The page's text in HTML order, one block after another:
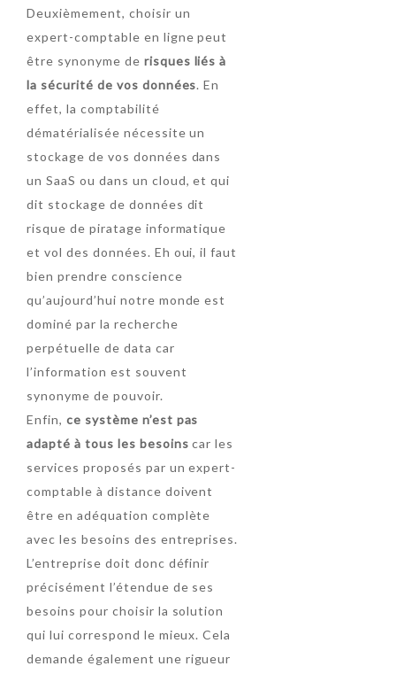
Deuxièmement, choisir un
expert-comptable en ligne peut
être synonyme de risques liés à
la sécurité de vos données. En
effet, la comptabilité
dématérialisée nécessite un
stockage de vos données dans
un SaaS ou dans un cloud, et qui
dit stockage de données dit
risque de piratage informatique
et vol des données. Eh oui, il faut
bien prendre conscience
qu’aujourd’hui notre monde est
dominé par la recherche
perpétuelle de data car
l’information est souvent
synonyme de pouvoir.
Enfin, ce système n’est pas
adapté à tous les besoins car les
services proposés par un expert-
comptable à distance doivent
être en adéquation complète
avec les besoins des entreprises.
L’entreprise doit donc définir
précisément l’étendue de ses
besoins pour choisir la solution
qui lui correspond le mieux. Cela
demande également une rigueur
TEST 1
TEST1